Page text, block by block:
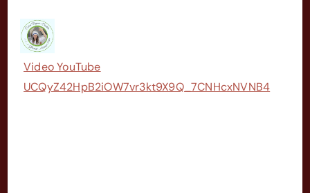
Video YouTube
UCQyZ42HpB2iOW7vr3kt9X9Q_7CNHcxNVNB4